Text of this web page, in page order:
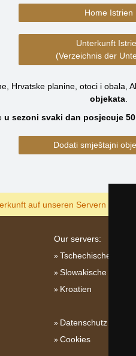
Home Istrien
Unterkunft
(Verzeichnis der
Hrvatske planine, otoci i obala,
objekata.
u sezoni svaki dan posjecuje
Dodati smještajni
auf unseren Servern am
Our servers:
Tschechische
Slowakische Gebirge
Kroatien
Datenschutz
Cookies